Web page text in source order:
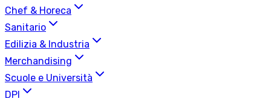
Chef & Horeca
Sanitario
Edilizia & Industria
Merchandising
Scuole e Università
DPI